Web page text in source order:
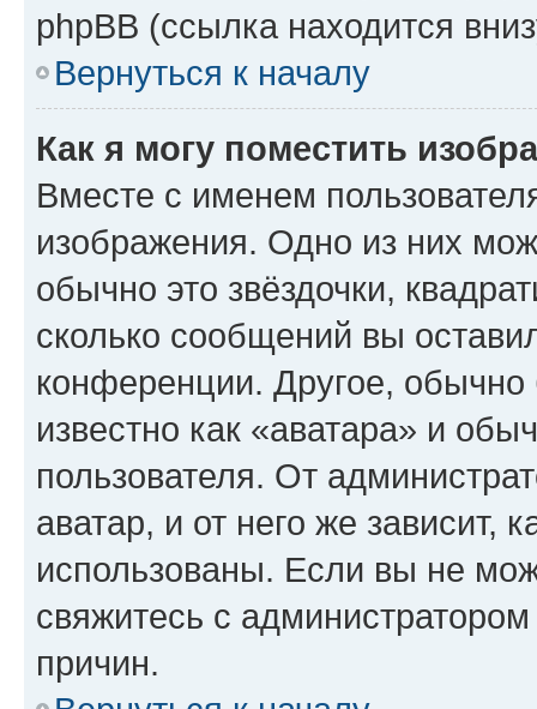
phpBB (ссылка находится
Вернуться к началу
Как я могу поместить
Вместе с именем
изображения. Одно из них
обычно это звёздочки,
сколько сообщений вы
конференции. Другое,
известно как «аватара» и
пользователя. От
аватар, и от него же зависит,
использованы. Если вы не
свяжитесь с
причин.